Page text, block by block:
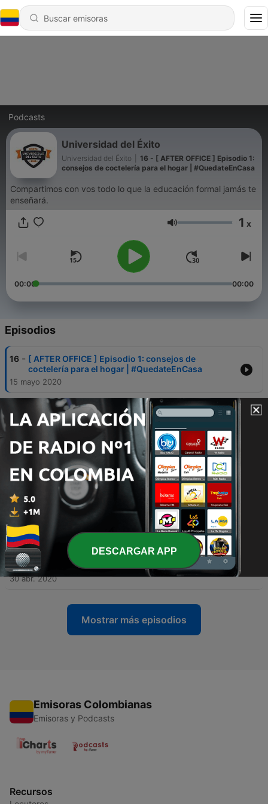
Podcasts
Universidad del Éxito
Universidad del Éxito
16 - [ AFTER OFFICE ] Episodio 1:
consejos de coctelería para el hogar | #QuedateEnCasa
Compartimos con vos todo lo que la educación formal jamás te
enseñará.
Volumen 1 x
00:00 00:00
Episodios
16 - [ AFTER OFFICE ] Episodio 1: consejos de
coctelería para el hogar | #QuedateEnCasa
15 mayo 2020
[ Especial Alfred Hitchcock ] ON DEMAND -
Episodio 4 | #QuedateEnCasa
13 mayo 2020
14 - [ Masterclass ] CONECTATE CON TU
INDEPENDENCIA FINANCIERA - con Nicolás
Litvinoff | #QuedateEnCasa
11 mayo 2020
13 - [ BIENESTAR Y SOLIDARIDAD ] con Matías Liberati |
Universidad del Éxito - #QuedateEnCasa
30 abr. 2020
12 - [ Especial Jack Nicholson ] ON DEMAND -
Episodio 3 | #QuedateEnCasa
30 abr. 2020
Mostrar más episodios
Emisoras Colombianas
Emisoras y Podcasts
Recursos
DESCARGAR APP